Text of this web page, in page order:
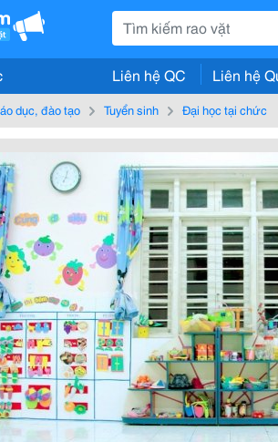
Liên hệ QC Liên hệ
dục, đào tạo Tuyển sinh Đại học tại chức